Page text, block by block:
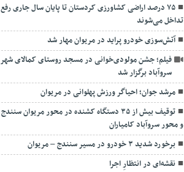
۷۵ درصد اراضی کشاورزی کردستان تا پایان سال جاری رفع
تداخل می‌شوند
آتش‌سوزی خودرو پراید در مریوان مهار شد
فیلم؛ جشن مولودی‌خوانی در مسجد روستای کمالای شهر
سروآباد برگزار شد
مرشد جوان؛ احیاگر ورزش پهلوانی در مریوان
توقیف بیش از ۳۵ دستگاه کشنده در محور مریوان سنندج
و محور سروآباد کامیاران
برخورد شدید ۳ خودرو در مسیر سنندج – مریوان
نقشه‌ا‌ی در انتظارِ اجرا